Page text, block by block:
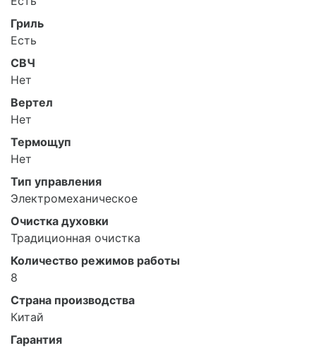
Гриль
Есть
СВЧ
Нет
Вертел
Нет
Термощуп
Нет
Тип управления
Электромеханическое
Очистка духовки
Традиционная очистка
Количество режимов работы
8
Страна производства
Китай
Гарантия